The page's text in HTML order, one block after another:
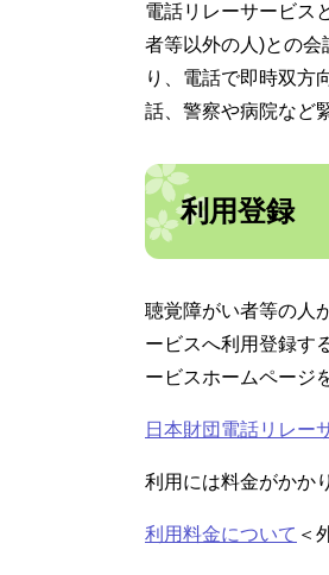
電話リレーサービス
者等以外の人)との会
り、電話で即時双方
話、警察や病院など
利用登録
聴覚障がい者等の人
ービスへ利用登録す
ービスホームページ
日本財団電話リレー
利用には料金がかか
利用料金について ＜